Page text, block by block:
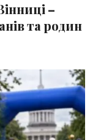
–
та родин